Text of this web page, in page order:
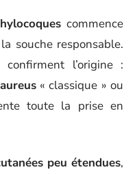
commence
souche responsable.
l’origine :
« classique » ou
toute la prise en
peu étendues,